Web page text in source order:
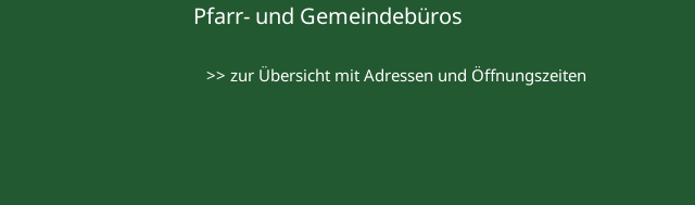
Pfarr- und Gemeindebüros
>> zur Übersicht mit Adressen und Öffnungszeiten